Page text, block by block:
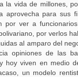
la vida de millones,
aprovecha para sus
por ver a
por verlos
al amparo del
opiniones de las
hoy viven en medio
un modelo